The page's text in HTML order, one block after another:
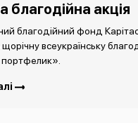
благодійна акція
благодійний фонд
всеукраїнську